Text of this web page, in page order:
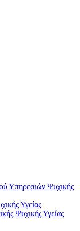
Υπηρεσιών Ψυχικής
Υγείας
Ψυχικής Υγείας